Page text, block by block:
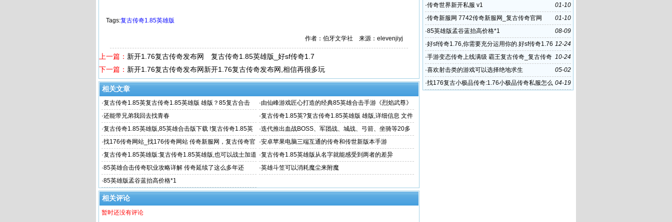
Tags:复古传奇1.85英雄版
作者：伯牙文学社 来源：elevenjiyj
上一篇： 新开1.76复古传奇发布网 复古传奇1.85英雄版_好sf传奇1.7
下一篇： 新开1.76复古传奇发布网新开1.76复古传奇发布网,相信再很多玩
相关文章
·复古传奇1.85英复古传奇1.85英雄版 雄版？85复古合击
【首战
·由仙峰游戏匠心打造的经典85英雄合击手游《烈焰武尊》
·还能带兄弟我回去找青春 ·复古传奇1.85英?复古传奇1.85英雄版 雄版,详细信息 文件
大小
·复古传奇1.85英雄版,85英雄合击版下载 !复古传奇1.85英
雄版 复古传
·迭代推出血战BOSS、军团战、城战、弓箭、坐骑等20多
·找176传奇网站_找176传奇网站 传奇新服网，复古传奇官
网_新开1.76复
·安卓苹果电脑三端互通的传奇和传世新版本手游
·复古传奇1.85英雄版:复古传奇1.85英雄版,也可以战士加道
士走续航路线
·复古传奇1.85英雄版从名字就能感受到两者的差异
·85英雄合击传奇职业攻略详解 传奇延续了这么多年还 ·英雄斗笠可以消耗魔尘来附魔
·85英雄版孟谷蓝抬高价格*1
相关评论
暂时还没有评论
复古热血传奇 复古
01-10
·传奇世界新开私服 v1
01-10
·传奇新服网 7742传奇新服网_复古传奇官网
08-09
·85英雄版孟谷蓝抬高价格*1
12-24
·好sf传奇1.76,你需要充分运用你的.好sf传奇1.76
策略
10-24
·手游变态传奇上线满级 霸王复古传奇_复古传奇
月卡720元 3975复古传奇交易
05-02
·喜欢射击类的游戏可以选择绝地求生
04-19
·找176复古小极品传奇:1.76小极品传奇私服怎么